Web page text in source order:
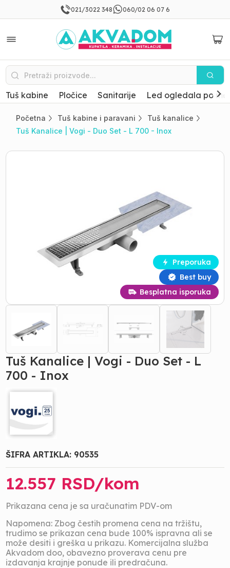
021/3022 348 060/02 06 07 6
Tuš kabine Pločice Sanitarije Led ogledala po
Početna Tuš kabine i paravani
Tuš kanalice
Tuš Kanalice | Vogi - Duo Set - L 700 - Inox
Preporuka
Best buy
Besplatna isporuka
Tuš Kanalice | Vogi - Duo Set - L
700 - Inox
ŠIFRA ARTIKLA: 90535
12.557 RSD/kom
Prikazana cena je sa uračunatim PDV-om
Napomena: Zbog čestih promena cena na tržištu,
trudimo se prikazan cena bude 100% ispravna ali se
može desiti i greška u prikazu. Komercijalna služba
Akvadom doo, obavezno proverava cenu pre
izdavanja krajnje ponude ili predračuna.